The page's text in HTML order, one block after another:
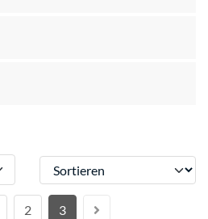
Sortieren
2 3